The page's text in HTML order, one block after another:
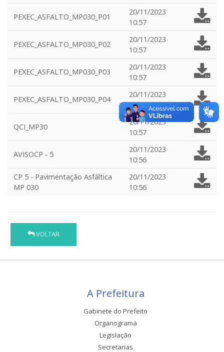
PEXEC_ASFALTO_MP030_P01
20/11/2023
10:57
PEXEC_ASFALTO_MP030_P02
20/11/2023
10:57
PEXEC_ASFALTO_MP030_P03
20/11/2023
10:57
PEXEC_ASFALTO_MP030_P04
20/11/2023
10:57
QCI_MP30
20/11/2023
10:57
AVISOCP - 5
20/11/2023
10:56
CP 5 - Pavimentação Asfáltica
MP 030
20/11/2023
10:56
VOLTAR
A Prefeitura
Gabinete do Prefeito
Organograma
Legislação
Secretarias